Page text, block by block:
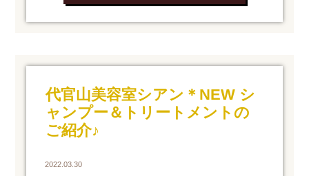
代官山美容室シアン＊NEW シ
ャンプー＆トリートメントの
ご紹介♪
2022.03.30